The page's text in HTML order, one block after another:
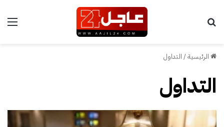
الرئيسية/ التداول
التداول